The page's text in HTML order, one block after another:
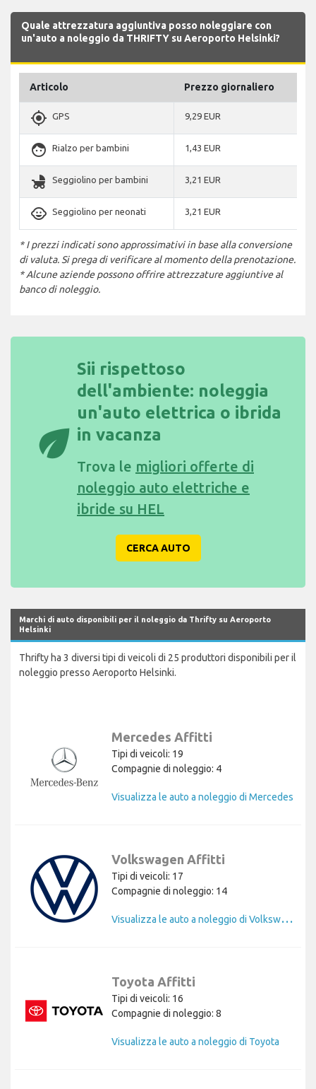
Quale attrezzatura aggiuntiva posso noleggiare con
un'auto a noleggio da THRIFTY su Aeroporto Helsinki?
Articolo Prezzo giornaliero
gps_fixed GPS 9,29 EUR
face Rialzo per bambini 1,43 EUR
child_friendly Seggiolino per bambini 3,21 EUR
child_care Seggiolino per neonati 3,21 EUR
* I prezzi indicati sono approssimativi in base alla conversione
di valuta. Si prega di verificare al momento della prenotazione.
* Alcune aziende possono offrire attrezzature aggiuntive al
banco di noleggio.
eco
Sii rispettoso
dell'ambiente: noleggia
un'auto elettrica o ibrida
in vacanza
Trova le migliori offerte di
noleggio auto elettriche e
ibride su HEL
CERCA AUTO
Marchi di auto disponibili per il noleggio da Thrifty su Aeroporto
Helsinki
Thrifty ha 3 diversi tipi di veicoli di 25 produttori disponibili per il
noleggio presso Aeroporto Helsinki.
Mercedes Affitti
Tipi di veicoli: 19
Compagnie di noleggio: 4
Visualizza le auto a noleggio di Mercedes
Volkswagen Affitti
Tipi di veicoli: 17
Compagnie di noleggio: 14
V
isualizza le auto a noleggio di Volkswagen
Toyota Affitti
Tipi di veicoli: 16
Compagnie di noleggio: 8
Visualizza le auto a noleggio di Toyota